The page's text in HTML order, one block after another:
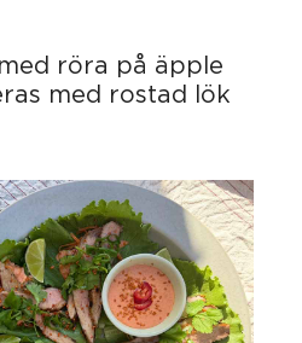
röra på äpple
med rostad lök